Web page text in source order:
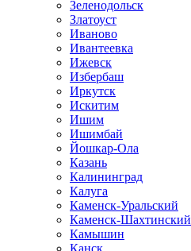
Зеленодольск
Златоуст
Иваново
Ивантеевка
Ижевск
Избербаш
Иркутск
Искитим
Ишим
Ишимбай
Йошкар-Ола
Казань
Калининград
Калуга
Каменск-Уральский
Каменск-Шахтинский
Камышин
Канск